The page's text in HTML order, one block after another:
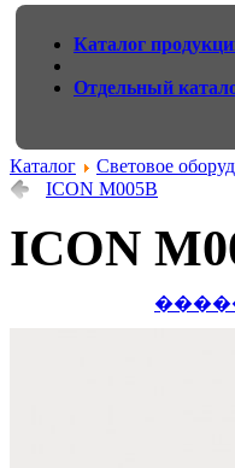
Каталог
Отдельный
Каталог Световое
ICON M005B
ICON